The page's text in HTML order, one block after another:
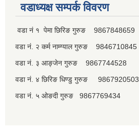
वडाध्यक्ष सम्पर्क विवरण
वडा नं १ पेमा छिरिङ गुरुङ 9867848659
वडा नं. २ कर्म नाम्ग्याल गुरुङ 9846710845
वडा नं. ३ आङ्जेन गुरुङ 9867744528
वडा नं. ४ छिरिङ धिण्डु गुरुङ 9867920503
वडा नं. ५ ओङदी गुरुङ 9867769434